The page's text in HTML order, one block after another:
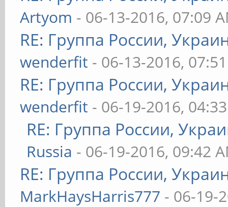
Artyom - 06-13-2016, 07:09
RE: Группа России,
wenderfit - 06-13-2016,
RE: Группа России,
wenderfit - 06-19-2016,
RE: Группа России,
Russia - 06-19-2016, 09:42
RE: Группа России,
MarkHaysHarris777 - 06-19-